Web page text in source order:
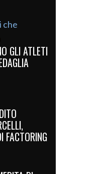
GLI ATLETI
FACTORING